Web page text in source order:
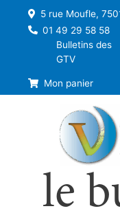
5 rue Moufle,
01 49 29 58 58
Bulletins des
GTV
Mon panier
le